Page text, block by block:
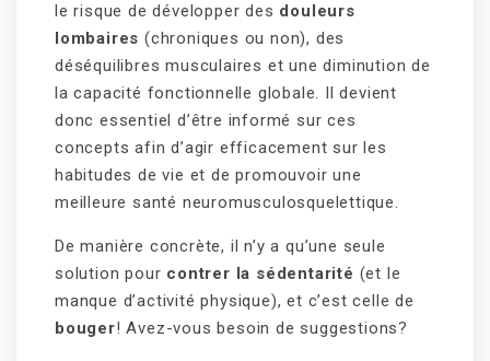
le risque de développer des douleurs
lombaires (chroniques ou non), des
déséquilibres musculaires et une diminution de
la capacité fonctionnelle globale. Il devient
donc essentiel d’être informé sur ces
concepts afin d’agir efficacement sur les
habitudes de vie et de promouvoir une
meilleure santé neuromusculosquelettique.
De manière concrète, il n’y a qu’une seule
solution pour contrer la sédentarité (et le
manque d’activité physique), et c’est celle de
bouger! Avez-vous besoin de suggestions?